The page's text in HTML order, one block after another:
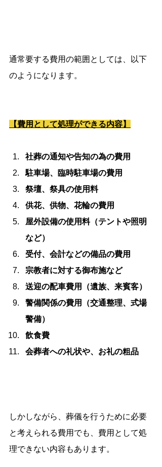
通常要する費用の範囲としては、以下
のようになります。
【費用として処理ができる内容】
社葬の通知や告知の為の費用
駐車場、臨時駐車場の費用
祭壇、祭具の使用料
供花、供物、花輪の費用
屋外設備の使用料（テントや照明
など）
受付、会計などの備品の費用
宗教者に対する御布施など
送迎の配車費用（遺族、来賓客）
警備関係の費用（交通整理、式場
警備）
飲食費
会葬者への礼状や、お礼の粗品
しかしながら、葬儀を行うために必要
と考えられる費用でも、費用として処
理できない内容もあります。